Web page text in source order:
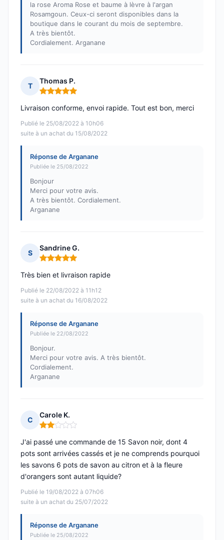
la rose Aroma Rose et baume à lèvre à l'argan
Rosamgoun. Ceux-ci seront disponibles dans la
boutique dans le courant du mois de septembre.
A très bientôt.
Cordialement. Arganane
T
Thomas P.
Note : 5 sur 5
Publié le 25/08/2022 à 10h06
suite à un achat du 15/08/2022
Livraison conforme, envoi rapide. Tout est bon, merci
Réponse de Arganane
Publiée le 25/08/2022
Bonjour
Merci pour votre avis.
A très bientôt. Cordialement.
Arganane
S
Sandrine G.
Note : 5 sur 5
Publié le 22/08/2022 à 11h12
suite à un achat du 16/08/2022
Très bien et livraison rapide
Réponse de Arganane
Publiée le 22/08/2022
Bonjour.
Merci pour votre avis. A très bientôt.
Cordialement.
Arganane
C
Carole K.
Note : 2 sur 5
Publié le 19/08/2022 à 07h06
suite à un achat du 25/07/2022
J'ai passé une commande de 15 Savon noir, dont 4
pots sont arrivées cassés et je ne comprends pourquoi
les savons 6 pots de savon au citron et à la fleure
d'orangers sont autant liquide?
Réponse de Arganane
Publiée le 25/08/2022